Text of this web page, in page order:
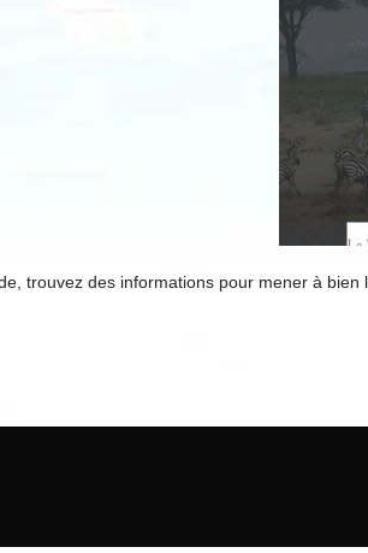
trouvez des informations pour mener à